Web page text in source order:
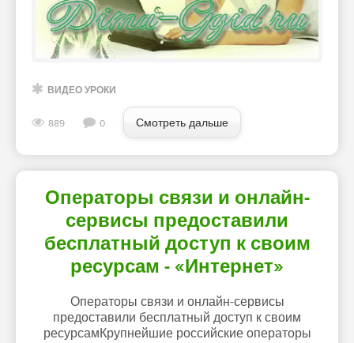
ВИДЕО УРОКИ
889 0 Смотреть дальше
Операторы связи и онлайн-
сервисы предоставили
бесплатный доступ к своим
ресурсам - «Интернет»
Операторы связи и онлайн-сервисы
предоставили бесплатный доступ к своим
ресурсамКрупнейшие российские операторы